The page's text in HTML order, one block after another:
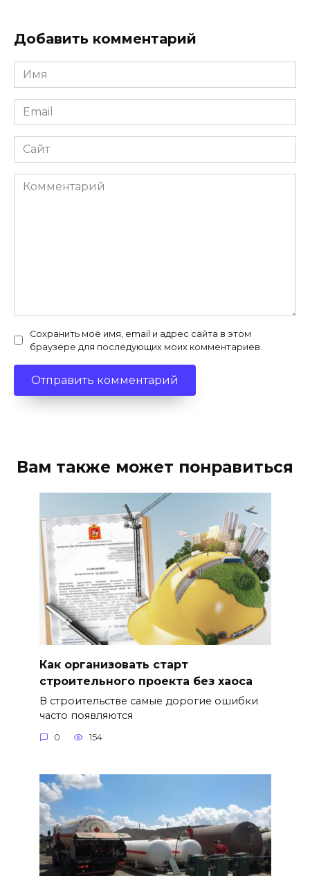
Добавить комментарий
Имя
*
Email
*
Сайт
Комментарий
Сохранить моё имя, email и адрес сайта в этом
браузере для последующих моих комментариев.
Вам также может понравиться
Как организовать старт
строительного проекта без хаоса
В строительстве самые дорогие ошибки
часто появляются
0 154